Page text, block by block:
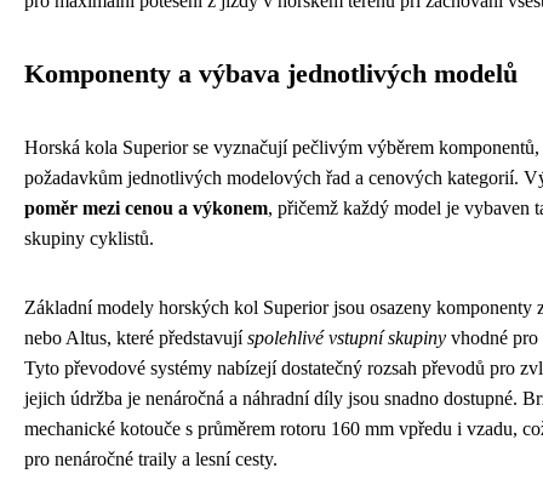
Komponenty a výbava jednotlivých modelů
Horská kola Superior se vyznačují pečlivým výběrem
požadavkům jednotlivých modelových řad a cenových kategorií.
poměr mezi cenou a výkonem, přičemž každý model je vybaven
skupiny cyklistů.
Základní modely horských kol Superior jsou osazeny komponenty
nebo Altus, které představujíspolehlivé vstupní skupiny vhodné pro
Tyto převodové systémy nabízejí dostatečný rozsah převodů pro
jejich údržba je nenáročná a náhradní díly jsou snadno dostupné.
mechanické kotouče s průměrem rotoru 160 mm vpředu i vzadu,
pro nenáročné traily a lesní cesty.